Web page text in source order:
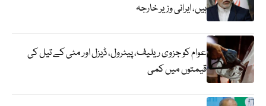
ہیں، ایرانی وزیر خارجہ
عوام کو جزوی ریلیف، پیٹرول، ڈیزل اور مٹی کے تیل کی
قیمتوں میں کمی